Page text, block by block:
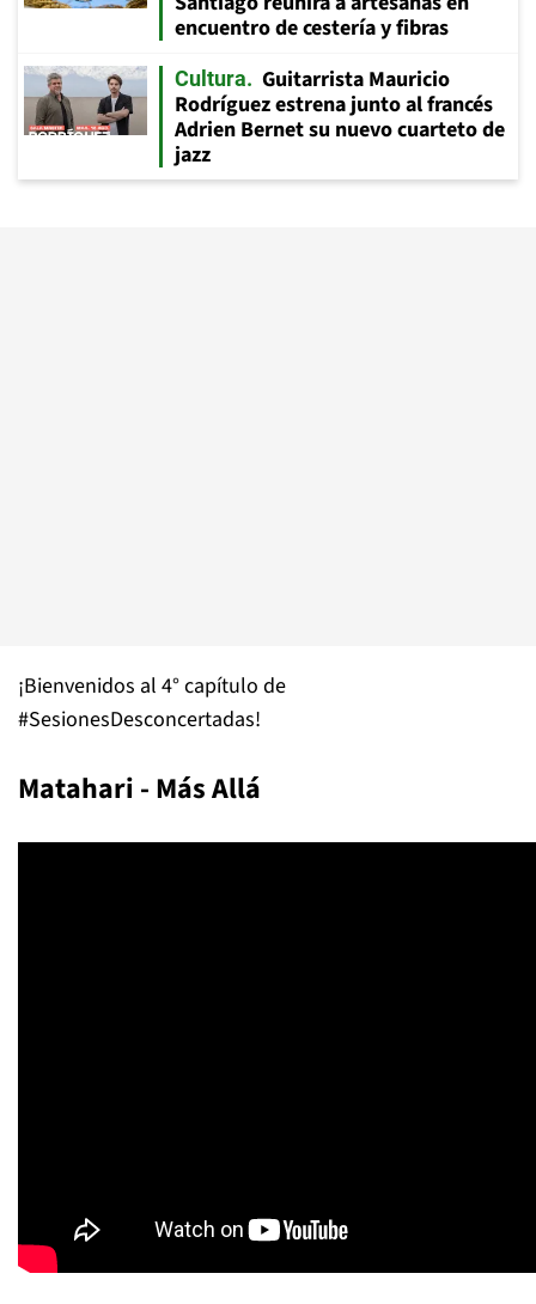
encuentro de cestería y fibras
Cultura
Guitarrista Mauricio
Rodríguez estrena junto al francés
Adrien Bernet su nuevo cuarteto de
jazz
¡Bienvenidos al 4° capítulo de
#SesionesDesconcertadas!
Matahari - Más Allá